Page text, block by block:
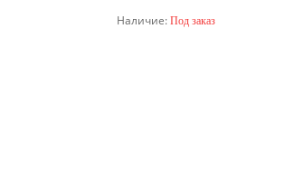
По запросу
Наличие: Под заказ